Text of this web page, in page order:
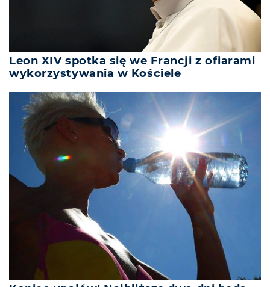
Leon XIV spotka się we Francji z ofiarami
wykorzystywania w Kościele